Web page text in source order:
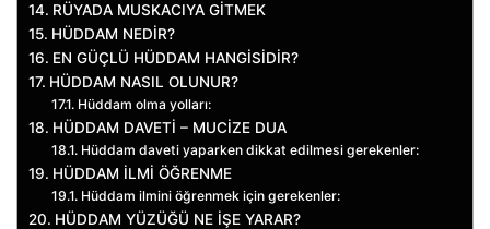
RÜYADA MUSKACIYA GİTMEK
HÜDDAM NEDİR?
EN GÜÇLÜ HÜDDAM HANGİSİDİR?
HÜDDAM NASIL OLUNUR?
Hüddam olma yolları:
HÜDDAM DAVETİ – MUCİZE DUA
Hüddam daveti yaparken dikkat edilmesi gerekenler:
HÜDDAM İLMİ ÖĞRENME
Hüddam ilmini öğrenmek için gerekenler:
HÜDDAM YÜZÜĞÜ NE İŞE YARAR?